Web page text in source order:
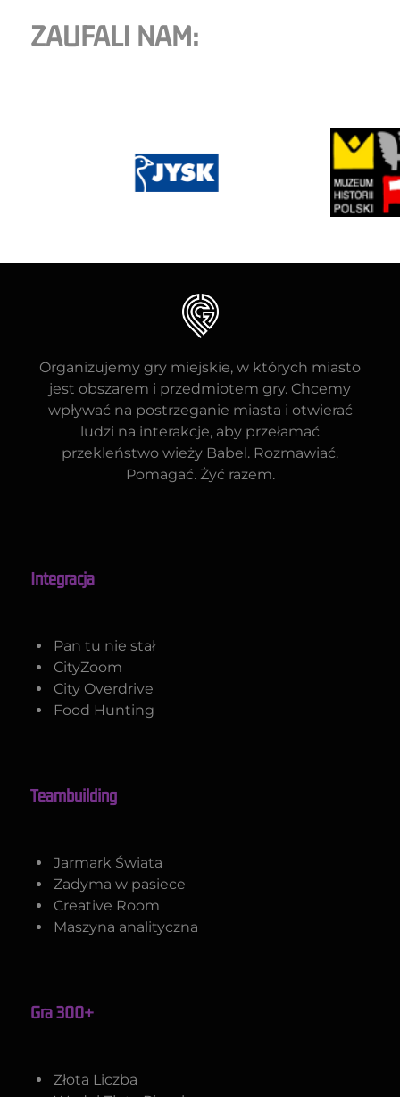
ZAUFALI NAM:
Organizujemy gry miejskie, w których miasto
jest obszarem i przedmiotem gry. Chcemy
wpływać na postrzeganie miasta i otwierać
ludzi na interakcje, aby przełamać
przekleństwo wieży Babel. Rozmawiać.
Pomagać. Żyć razem.
Integracja
Pan tu nie stał
CityZoom
City Overdrive
Food Hunting
Teambuilding
Jarmark Świata
Zadyma w pasiece
Creative Room
Maszyna analityczna
Gra 300+
Złota Liczba